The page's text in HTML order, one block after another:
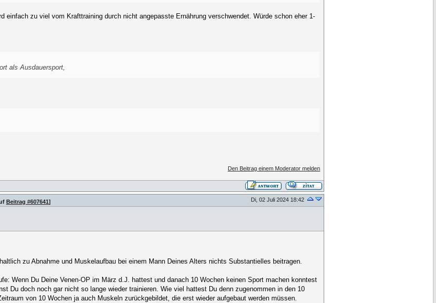
einfach zu viel vom Krafttraining durch nicht angepasste Ernährung verschwendet. Würde schon eher 1-
als Ausdauersport,
Den Beitrag einem Moderator melden
Beitrag #607641 ] Di, 02 Juli 2024 18:42
zu Abnahme und Muskelaufbau bei einem Mann Deines Alters nichts Substantielles beitragen.
Wenn Du Deine Venen-OP im März d.J. hattest und danach 10 Wochen keinen Sport machen konntest
Du doch noch gar nicht so lange wieder trainieren. Wie viel hattest Du denn zugenommen in den 10
von 10 Wochen ja auch Muskeln zurückgebildet, die erst wieder aufgebaut werden müssen.